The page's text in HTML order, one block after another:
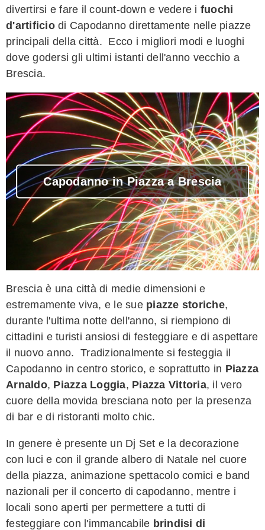
divertirsi e fare il count-down e vedere i fuochi
d'artificiodi Capodanno direttamente nelle piazze
principali della città. Ecco i migliori modi e luoghi
dove godersi gli ultimi istanti dell'anno vecchio a
Brescia.
Capodanno in Piazza a Brescia
Brescia è una città di medie dimensioni e
estremamente viva, e le sue piazze storiche,
durante l'ultima notte dell'anno, si riempiono di
cittadini e turisti ansiosi di festeggiare e di aspettare
il nuovo anno. Tradizionalmente si festeggia il
Capodanno in centro storico, e soprattutto in Piazza
Arnaldo, Piazza Loggia, Piazza Vittoria, il vero
cuore della movida bresciana noto per la presenza
di bar e di ristoranti molto chic.
In genere è presente un Dj Set e la decorazione
con luci e con il grande albero di Natale nel cuore
della piazza, animazione spettacolo comici e band
nazionali per il concerto di capodanno, mentre i
locali sono aperti per permettere a tutti di
festeggiare con l'immancabile brindisi di